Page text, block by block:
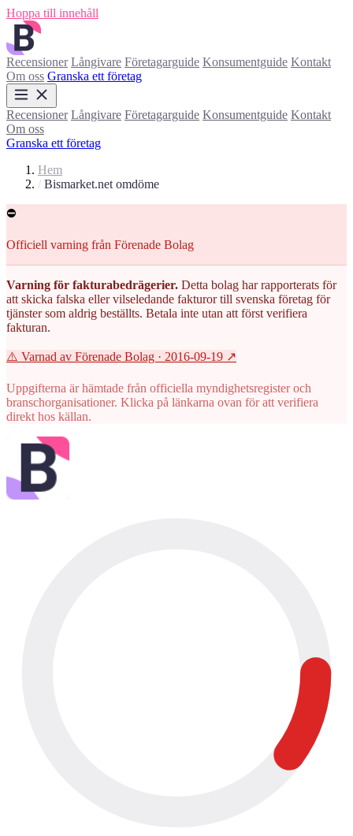
Hoppa till innehåll
Recensioner Långivare Företagarguide Konsumentguide Kontakt
Om oss Granska ett företag
Recensioner Långivare Företagarguide Konsumentguide Kontakt
Om oss
Granska ett företag
Hem
/ Bismarket.net omdöme
⛔
Officiell varning från Förenade Bolag
Varning för fakturabedrägerier. Detta bolag har rapporterats för
att skicka falska eller vilseledande fakturor till svenska företag för
tjänster som aldrig beställts. Betala inte utan att först verifiera
fakturan.
⚠️ Varnad av Förenade Bolag · 2016-09-19 ↗
Uppgifterna är hämtade från officiella myndighetsregister och
branschorganisationer. Klicka på länkarna ovan för att verifiera
direkt hos källan.